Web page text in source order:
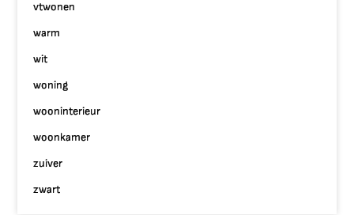
vtwonen
warm
wit
woning
wooninterieur
woonkamer
zuiver
zwart